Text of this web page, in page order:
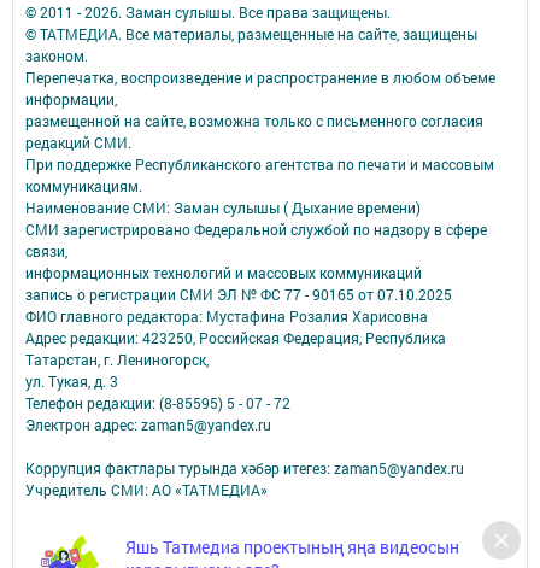
Яшь Татмедиа проектының яңа видеосын
© 2011 - 2026. Заман сулышы. Все права защищены.
© ТАТМЕДИА. Все материалы, размещенные на сайте, защищены
законом.
Перепечатка, воспроизведение и распространение в любом объеме
информации,
размещенной на сайте, возможна только с письменного согласия
редакций СМИ.
При поддержке Республиканского агентства по печати и массовым
коммуникациям.
Наименование СМИ: Заман сулышы ( Дыхание времени)
СМИ зарегистрировано Федеральной службой по надзору в сфере
связи,
информационных технологий и массовых коммуникаций
запись о регистрации СМИ ЭЛ № ФС 77 - 90165 от 07.10.2025
ФИО главного редактора: Мустафина Розалия Харисовна
Адрес редакции: 423250, Российская Федерация, Республика
Татарстан, г. Лениногорск,
ул. Тукая, д. 3
Телефон редакции: (8-85595) 5 - 07 - 72
Электрон адрес: zaman5@yandex.ru
Коррупция фактлары турында хәбәр итегез: zaman5@yandex.ru
Учредитель СМИ: АО «ТАТМЕДИА»
Антикоррупционная политика
АО «ТАТМЕДИА» использует «cookie»для персонализации сервисов и